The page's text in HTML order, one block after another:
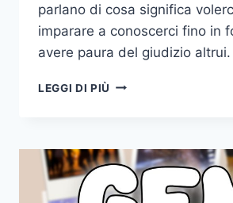
parlano di cosa significa
imparare a conoscerci fino in
avere paura del giudizio altrui.
LEGGI DI PIÙ GENZ